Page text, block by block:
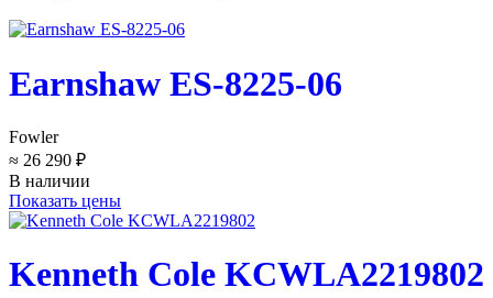
Earnshaw ES-8225-06
Fowler
≈ 26 290 ₽
В наличии
Показать цены
Kenneth Cole KCWLA2219802